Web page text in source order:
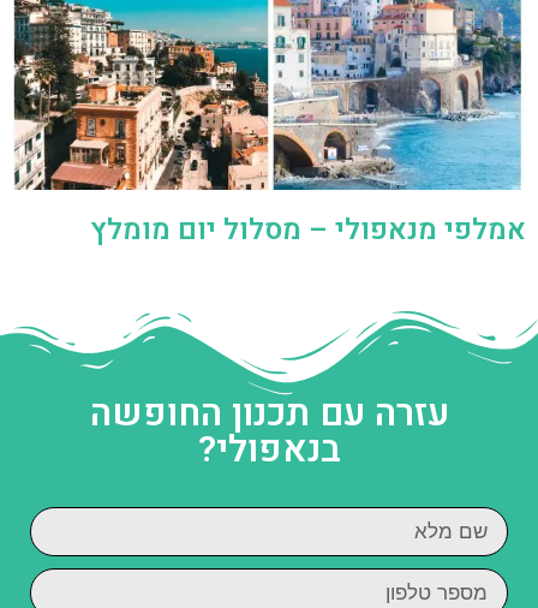
אמלפי מנאפולי – מסלול יום מומלץ
עזרה עם תכנון החופשה
בנאפולי?